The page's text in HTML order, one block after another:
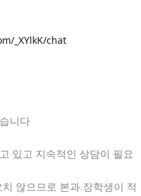
_XYlkK/chat
니다
있고 지속적인 상담이 필요
않으므로 본과.장학생이 적